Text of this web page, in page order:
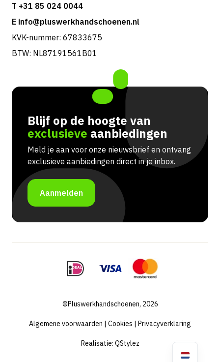
T +31 85 024 0044
E info@pluswerkhandschoenen.nl
KVK-nummer: 67833675
BTW: NL87191561B01
Blijf op de hoogte van
exclusieve aanbiedingen
Meld je aan voor onze nieuwsbrief en ontvang
exclusieve aanbiedingen direct in je inbox.
Aanmelden
©Pluswerkhandschoenen, 2026
Algemene voorwaarden | Cookies | Privacyverklaring
Realisatie: QStylez